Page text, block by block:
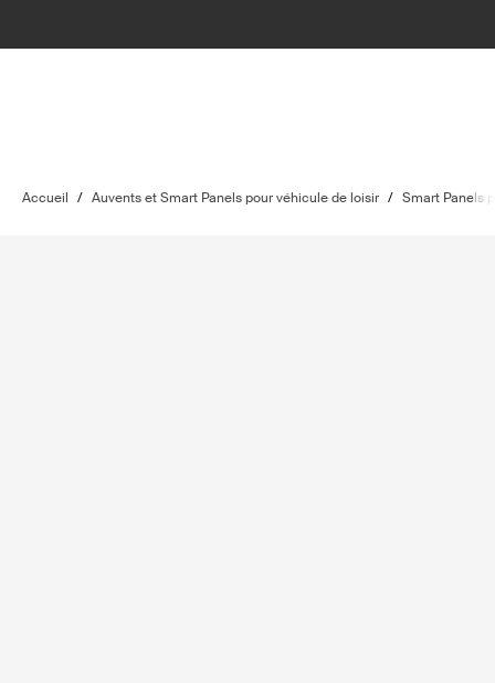
Accueil / Auvents et Smart Panels pour véhicule de loisir / Smart Panels